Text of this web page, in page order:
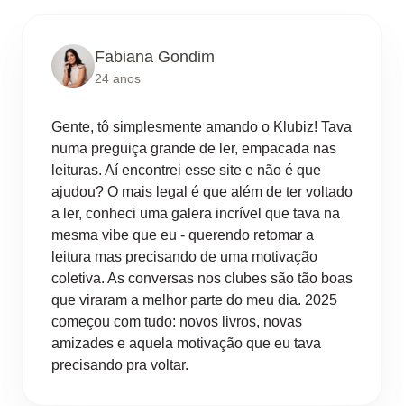
Fabiana Gondim
24 anos
Gente, tô simplesmente amando o Klubiz! Tava
numa preguiça grande de ler, empacada nas
leituras. Aí encontrei esse site e não é que
ajudou? O mais legal é que além de ter voltado
a ler, conheci uma galera incrível que tava na
mesma vibe que eu - querendo retomar a
leitura mas precisando de uma motivação
coletiva. As conversas nos clubes são tão boas
que viraram a melhor parte do meu dia. 2025
começou com tudo: novos livros, novas
amizades e aquela motivação que eu tava
precisando pra voltar.